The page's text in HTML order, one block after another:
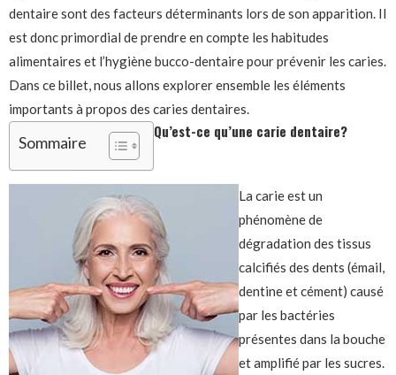
dentaire sont des facteurs déterminants lors de son apparition. Il
est donc primordial de prendre en compte les habitudes
alimentaires et l’hygiène bucco-dentaire pour prévenir les caries.
Dans ce billet, nous allons explorer ensemble les éléments
importants à propos des caries dentaires.
Sommaire
Qu’est-ce qu’une carie dentaire?
La carie est un
phénomène de
dégradation des tissus
calcifiés des dents (émail,
dentine et cément) causé
par les bactéries
présentes dans la bouche
et amplifié par les sucres.